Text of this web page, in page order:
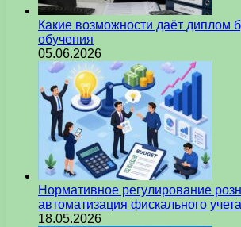
Какие возможности даёт диплом
обучения
05.06.2026
Нормативное регулирование
автоматизация фискального учета
18.05.2026